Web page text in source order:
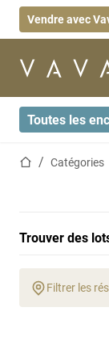
Vendre avec
Page d'accueil
Toutes les
Page d'accueil
Catégories
Trouver des
Filtrer les